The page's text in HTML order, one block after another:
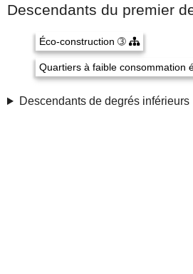
Descendants du premier
Éco-construction ➂
Quartiers à faible consommation
Descendants de degrés inférieurs